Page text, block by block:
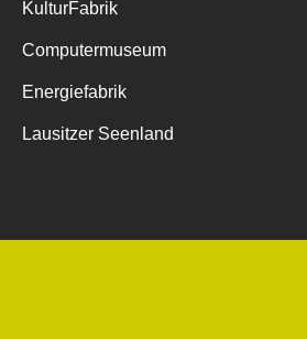
KulturFabrik
Computermuseum
Energiefabrik
Lausitzer Seenland